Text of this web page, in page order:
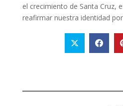
el crecimiento de Santa Cruz,
reafirmar nuestra identidad